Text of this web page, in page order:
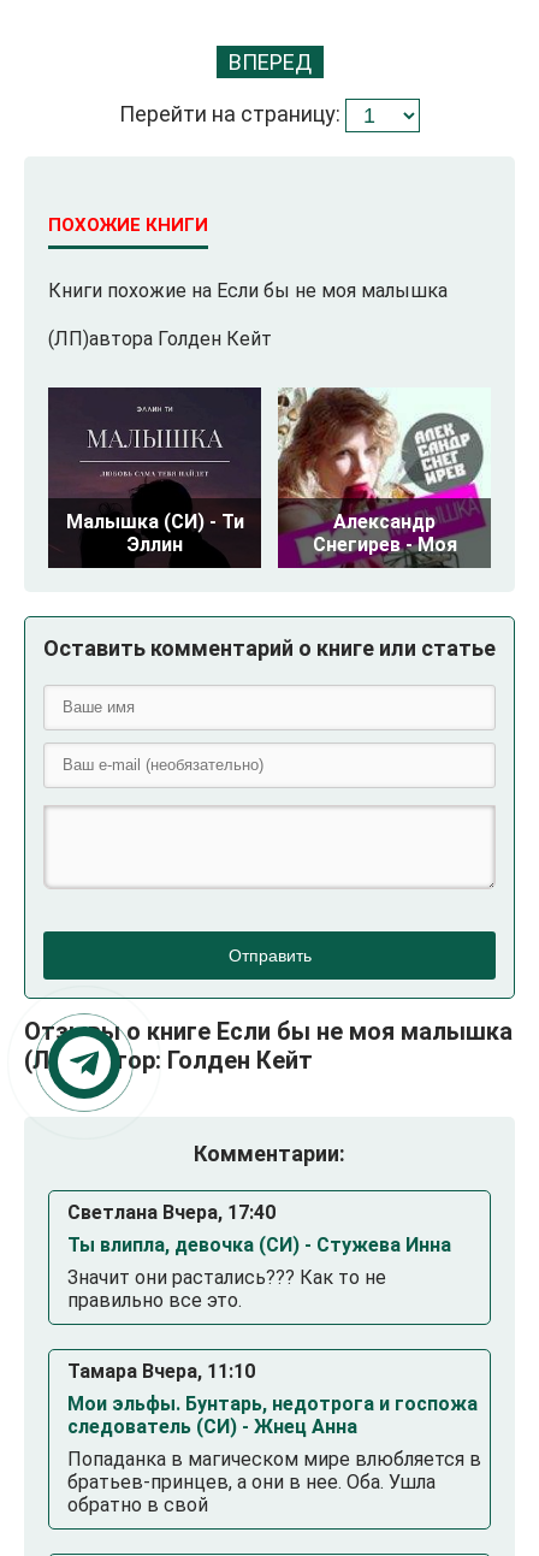
ВПЕРЕД
Перейти на страницу:
ПОХОЖИЕ КНИГИ
Книги похожие на Если бы не моя малышка
(ЛП)автора Голден Кейт
Малышка (СИ) - Ти
Эллин
Александр
Снегирев - Моя
Оставить комментарий о книге или статье
Отправить
Отзывы о книге Если бы не моя малышка
(ЛП), автор: Голден Кейт
Комментарии:
Светлана Вчера, 17:40
Ты влипла, девочка (СИ) - Стужева Инна
Значит они растались??? Как то не
правильно все это.
Тамара Вчера, 11:10
Мои эльфы. Бунтарь, недотрога и госпожа
следователь (СИ) - Жнец Анна
Попаданка в магическом мире влюбляется в
братьев-принцев, а они в нее. Оба. Ушла
обратно в свой